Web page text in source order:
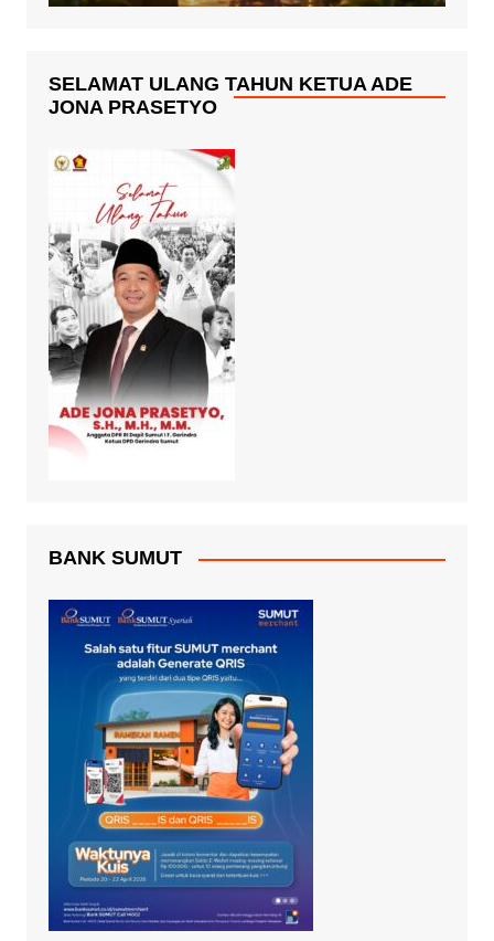
SELAMAT ULANG TAHUN KETUA ADE
JONA PRASETYO
BANK SUMUT